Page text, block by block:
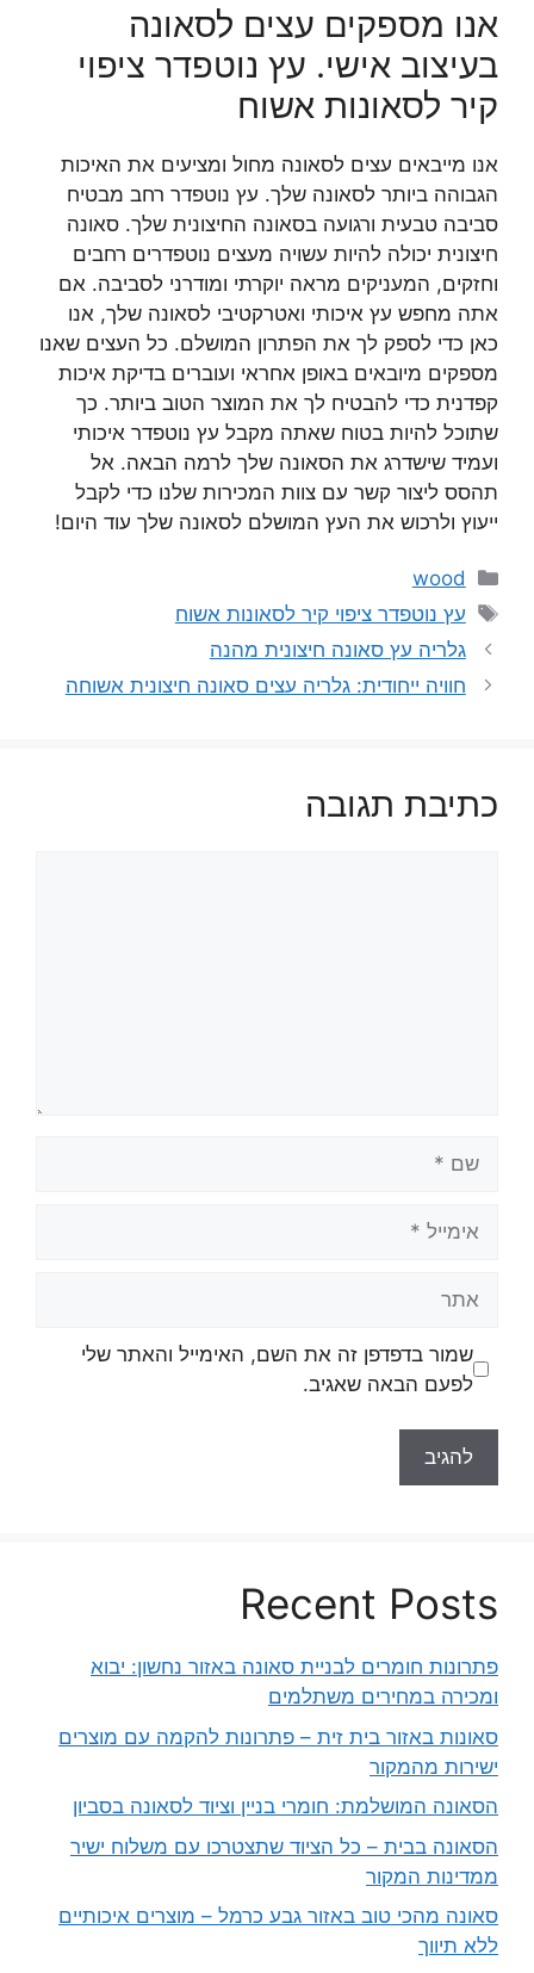
אנו מספקים עצים לסאונה
בעיצוב אישי. עץ נוטפדר ציפוי
קיר לסאונות אשוח
אנו מייבאים עצים לסאונה מחול ומציעים את האיכות
הגבוהה ביותר לסאונה שלך. עץ נוטפדר רחב מבטיח
סביבה טבעית ורגועה בסאונה החיצונית שלך. סאונה
חיצונית יכולה להיות עשויה מעצים נוטפדרים רחבים
וחזקים, המעניקים מראה יוקרתי ומודרני לסביבה. אם
אתה מחפש עץ איכותי ואטרקטיבי לסאונה שלך, אנו
כאן כדי לספק לך את הפתרון המושלם. כל העצים שאנו
מספקים מיובאים באופן אחראי ועוברים בדיקת איכות
קפדנית כדי להבטיח לך את המוצר הטוב ביותר. כך
שתוכל להיות בטוח שאתה מקבל עץ נוטפדר איכותי
ועמיד שישדרג את הסאונה שלך לרמה הבאה. אל
תהסס ליצור קשר עם צוות המכירות שלנו כדי לקבל
ייעוץ ולרכוש את העץ המושלם לסאונה שלך עוד היום!
קטגוריות
wood
תגיות
עץ נוטפדר ציפוי קיר לסאונות אשוח
גלריה עץ סאונה חיצונית מהנה
חוויה ייחודית: גלריה עצים סאונה חיצונית אשוחה
כתיבת תגובה
שמור בדפדפן זה את השם, האימייל והאתר שלי
לפעם הבאה שאגיב.
Recent Posts
פתרונות חומרים לבניית סאונה באזור נחשון: יבוא
ומכירה במחירים משתלמים
סאונות באזור בית זית – פתרונות להקמה עם מוצרים
ישירות מהמקור
הסאונה המושלמת: חומרי בניין וציוד לסאונה בסביון
הסאונה בבית – כל הציוד שתצטרכו עם משלוח ישיר
ממדינות המקור
סאונה מהכי טוב באזור גבע כרמל – מוצרים איכותיים
ללא תיווך